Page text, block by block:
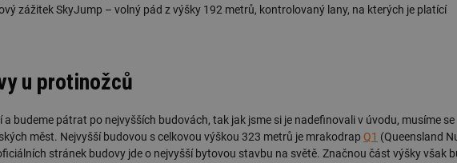
zážitek SkyJump – volný pád z výšky 192 metrů, kontrolovaný lany, na kterých je platící
u protinožců
a budeme pátrat po nejvyšších budovách, tak jak jsme si je nadefinovali v úvodu, musíme se
měst. Nejvyšší budovou s celkovou výškou 323 metrů je mrakodrap Q1 (Queensland
stránek budovy jde o nejvyšší bytovou stavbu na světě. Značnou část výšky však
Nezbytně nutné soubory cookie umožňují základní funkce webových stránek, jako je přihlášení
stránky nelze bez nezbytně nutných souborů cookie správně používat.
Název
Doména
Vyprší Popis
g_state
.forum.tzb-
info.cz
Zavřením
prohlížeče
Slouží k přihlášení pomocí